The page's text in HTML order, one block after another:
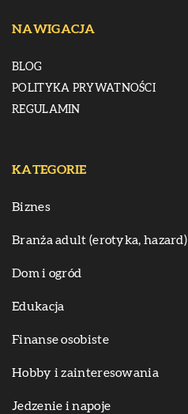
NAWIGACJA
BLOG
POLITYKA PRYWATNOŚCI
REGULAMIN
KATEGORIE
Biznes
Branża adult (erotyka, hazard)
Dom i ogród
Edukacja
Finanse osobiste
Hobby i zainteresowania
Jedzenie i napoje